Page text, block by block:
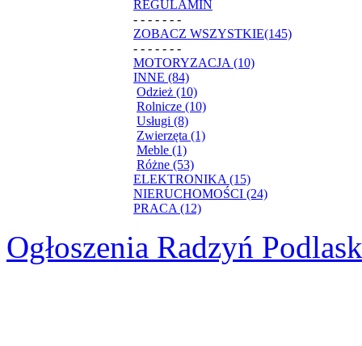
REGULAMIN
- - - - - - -
ZOBACZ WSZYSTKIE(145)
- - - - - - -
MOTORYZACJA (10)
INNE (84)
Odzież (10)
Rolnicze (10)
Usługi (8)
Zwierzęta (1)
Meble (1)
Różne (53)
ELEKTRONIKA (15)
NIERUCHOMOŚCI (24)
PRACA (12)
Ogłoszenia Radzyń